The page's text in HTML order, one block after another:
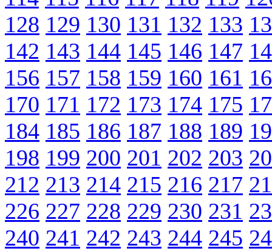
128 129 130 131 132 133
142 143 144 145 146 147
156 157 158 159 160 161
170 171 172 173 174 175
184 185 186 187 188 189
198 199 200 201 202 203
212 213 214 215 216 217
226 227 228 229 230 231
240 241 242 243 244 245